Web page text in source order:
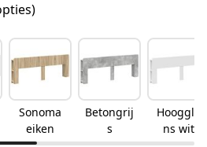
Sonoma
eiken
Betongrij
s
Hooggla
ns wit